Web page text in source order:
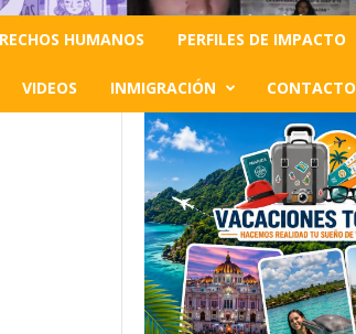
HUMANOS PERFILES DE IMPACTO
VIDEOS INMIGRACIÓN CONTACTO